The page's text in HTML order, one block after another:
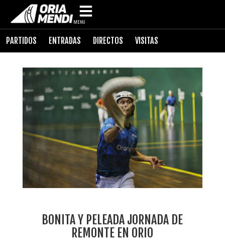
MENU
PARTIDOS ENTRADAS DIRECTOS VISITAS
BONITA Y PELEADA JORNADA DE
REMONTE EN ORIO